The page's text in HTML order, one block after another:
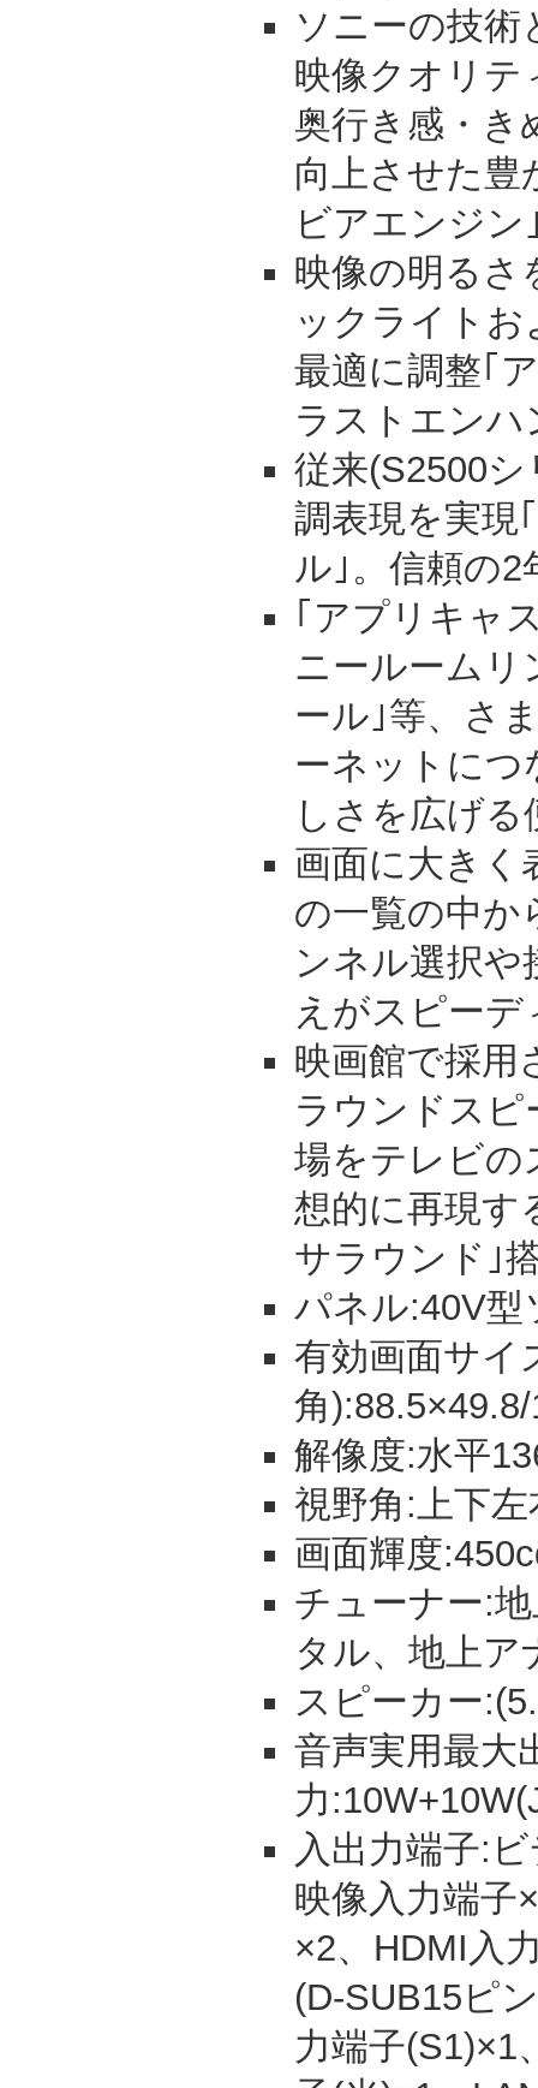
ソニーの技
映像クオリテ
奥行き感・き
向上させた豊
ビアエンジン
映像の明るさ
ックライト
最適に調整｢
ラストエンハ
従来(S2500
調表現を実現
ル｣。信頼の2
｢アプリキャ
ニールームリ
ール｣等、さ
ーネットにつ
しさを広げる
画面に大きく
の一覧の中か
ンネル選択や
えがスピーデ
映画館で採用
ラウンドス
場をテレビの
想的に再現す
サラウンド｣
パネル:40V型
有効画面サイ
角
解像度:水平
視野角:上下
画面輝度
チューナー:
タル、地上ア
スピーカー
音声実用最大
力
入出力端子:
映像入力端子
×2、HDMI入
(D-SUB15ピ
力端子(S1)×1